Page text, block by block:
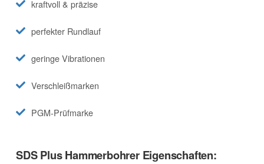
kraftvoll & präzise
perfekter Rundlauf
geringe Vibrationen
Verschleißmarken
PGM-Prüfmarke
SDS Plus Hammerbohrer Eigenschaften: